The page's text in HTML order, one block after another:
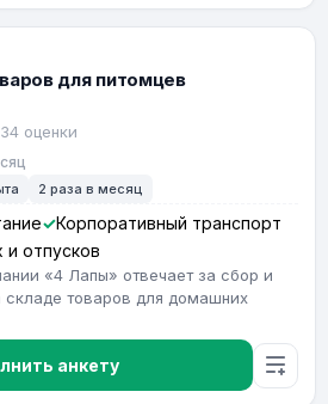
для питомцев
34 оценки
2 раза в месяц
Корпоративный транспорт
и отпусков
«4 Лапы» отвечает за сбор и
складе товаров для домашних
анкету